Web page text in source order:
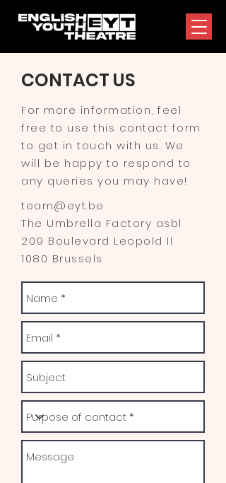
CONTACT US
For more information, feel
free to use this contact form
to get in touch with us. We
will be happy to respond to
any queries you may have!
team@eyt.be
The Umbrella Factory asbl
209 Boulevard Leopold II
1080 Brussels